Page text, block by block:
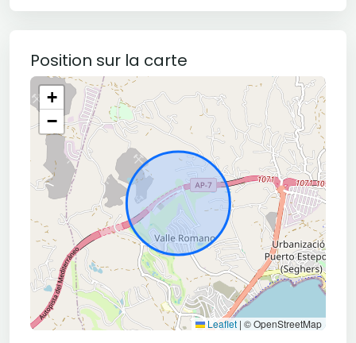
Position sur la carte
+
−
Leaflet | © OpenStreetMap